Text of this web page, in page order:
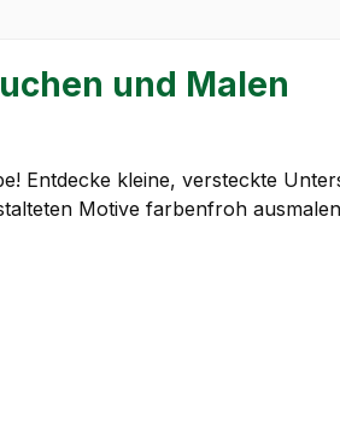
und Malen
Entdecke kleine, versteckte
Motive farbenfroh